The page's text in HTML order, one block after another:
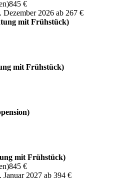
845 €
Dezember 2026 ab 267 €
mit Frühstück)
mit Frühstück)
mit Frühstück)
845 €
Januar 2027 ab 394 €